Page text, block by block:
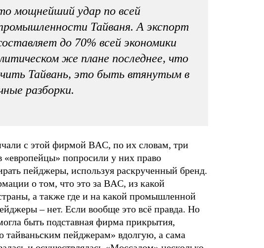
мощнейший удар по всей
Тайваня. А экспорт
до 70% всей экономики
же плане последнее, что
Тайвань, это быть втянутым в
разборки.
с этой фирмой BAC, по их словам, три
«европейцы» попросили у них право
пейджеры, используя раскрученный бренд.
о том, что это за BAC, из какой
а также где и на какой промышленной
– нет. Если вообще это всё правда. Но
быть подставная фирма прикрытия,
тайваньским пейджерам» вдолгую, а сама